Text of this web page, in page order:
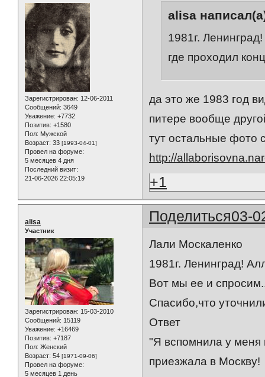
Зарегистрирован: 12-06-2011
Сообщений: 3649
Уважение: +7732
Позитив: +1580
Пол: Мужской
Возраст: 33 [1993-04-01]
Провел на форуме:
5 месяцев 4 дня
Последний визит:
21-06-2026 22:05:19
alisa
1981г.
где проходил
да это же 1983 год
питере вообще
тут остальные фото
http://
+1
Поделиться03-
alisa
Участник
Зарегистрирован: 15-03-2010
Сообщений: 15119
Уважение: +16469
Позитив: +7187
Пол: Женский
Возраст: 54 [1971-09-06]
Провел на форуме:
5 месяцев 1 день
Лали Москаленко
1981г. Ленинград!
Вот мы ее и
Спасибо,что
Ответ
"Я вспомнила у меня
приезжала в Москву!